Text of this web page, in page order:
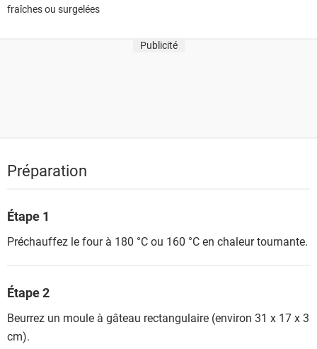
fraîches ou surgelées
Publicité
Préparation
Étape 1
Préchauffez le four à 180 °C ou 160 °C en chaleur tournante.
Étape 2
Beurrez un moule à gâteau rectangulaire (environ 31 x 17 x 3
cm).